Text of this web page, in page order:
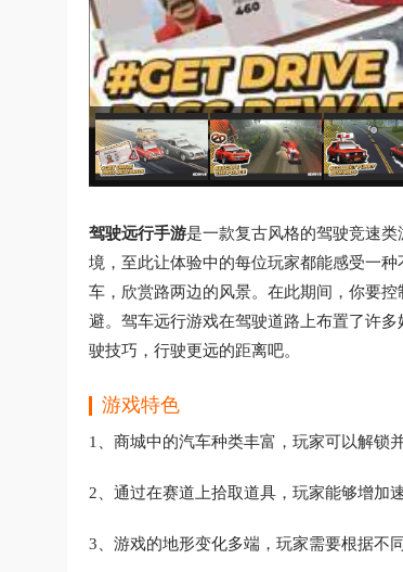
驾驶远行手游是一款复古风格的驾驶竞速
境，至此让体验中的每位玩家都能感受一
车，欣赏路两边的风景。在此期间，你要
避。驾车远行游戏在驾驶道路上布置了许
驶技巧，行驶更远的距离吧。
游戏特色
1、商城中的汽车种类丰富，玩家可以解锁
2、通过在赛道上拾取道具，玩家能够增加
3、游戏的地形变化多端，玩家需要根据不